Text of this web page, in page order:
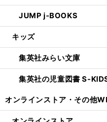
JUMP j-BOOKS
キッズ
集英社みらい文庫
集英社の児童図書 S-
オンラインストア・ その他